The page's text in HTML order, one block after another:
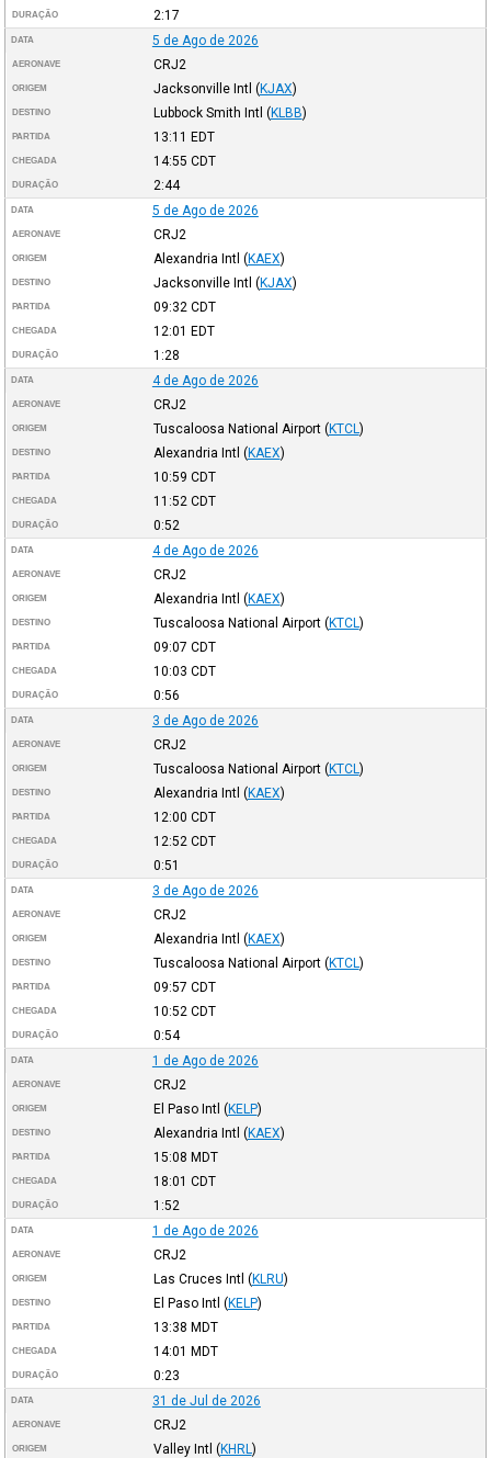
DURAÇÃO 2:17
DATA 5 de Ago de 2026
AERONAVE CRJ2
ORIGEM Jacksonville Intl (KJAX)
DESTINO Lubbock Smith Intl (KLBB)
PARTIDA 13:11 EDT
CHEGADA 14:55 CDT
DURAÇÃO 2:44
DATA 5 de Ago de 2026
AERONAVE CRJ2
ORIGEM Alexandria Intl (KAEX)
DESTINO Jacksonville Intl (KJAX)
PARTIDA 09:32 CDT
CHEGADA 12:01 EDT
DURAÇÃO 1:28
DATA 4 de Ago de 2026
AERONAVE CRJ2
ORIGEM Tuscaloosa National Airport (KTCL )
DESTINO Alexandria Intl (KAEX)
PARTIDA 10:59 CDT
CHEGADA 11:52 CDT
DURAÇÃO 0:52
DATA 4 de Ago de 2026
AERONAVE CRJ2
ORIGEM Alexandria Intl (KAEX)
DESTINO Tuscaloosa National Airport (KTCL )
PARTIDA 09:07 CDT
CHEGADA 10:03 CDT
DURAÇÃO 0:56
DATA 3 de Ago de 2026
AERONAVE CRJ2
ORIGEM Tuscaloosa National Airport (KTCL )
DESTINO Alexandria Intl (KAEX)
PARTIDA 12:00 CDT
CHEGADA 12:52 CDT
DURAÇÃO 0:51
DATA 3 de Ago de 2026
AERONAVE CRJ2
ORIGEM Alexandria Intl (KAEX)
DESTINO Tuscaloosa National Airport (KTCL )
PARTIDA 09:57 CDT
CHEGADA 10:52 CDT
DURAÇÃO 0:54
DATA 1 de Ago de 2026
AERONAVE CRJ2
ORIGEM El Paso Intl (KELP)
DESTINO Alexandria Intl (KAEX)
PARTIDA 15:08 MDT
CHEGADA 18:01 CDT
DURAÇÃO 1:52
DATA 1 de Ago de 2026
AERONAVE CRJ2
ORIGEM Las Cruces Intl (KLRU)
DESTINO El Paso Intl (KELP)
PARTIDA 13:38 MDT
CHEGADA 14:01 MDT
DURAÇÃO 0:23
DATA 31 de Jul de 2026
AERONAVE CRJ2
ORIGEM Valley Intl (KHRL )